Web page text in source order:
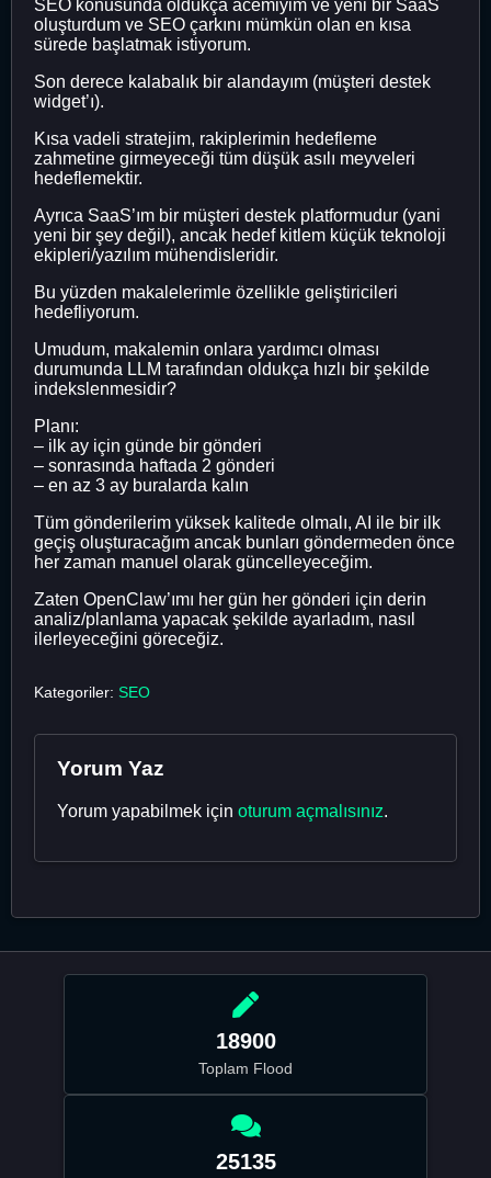
SEO konusunda oldukça acemiyim ve yeni bir SaaS
oluşturdum ve SEO çarkını mümkün olan en kısa
sürede başlatmak istiyorum.
Son derece kalabalık bir alandayım (müşteri destek
widget’ı).
Kısa vadeli stratejim, rakiplerimin hedefleme
zahmetine girmeyeceği tüm düşük asılı meyveleri
hedeflemektir.
Ayrıca SaaS’ım bir müşteri destek platformudur (yani
yeni bir şey değil), ancak hedef kitlem küçük teknoloji
ekipleri/yazılım mühendisleridir.
Bu yüzden makalelerimle özellikle geliştiricileri
hedefliyorum.
Umudum, makalemin onlara yardımcı olması
durumunda LLM tarafından oldukça hızlı bir şekilde
indekslenmesidir?
Planı:
– ilk ay için günde bir gönderi
– sonrasında haftada 2 gönderi
– en az 3 ay buralarda kalın
Tüm gönderilerim yüksek kalitede olmalı, AI ile bir ilk
geçiş oluşturacağım ancak bunları göndermeden önce
her zaman manuel olarak güncelleyeceğim.
Zaten OpenClaw’ımı her gün her gönderi için derin
analiz/planlama yapacak şekilde ayarladım, nasıl
ilerleyeceğini göreceğiz.
Kategoriler: SEO
Yorum Yaz
Yorum yapabilmek için oturum açmalısınız.
18900
Toplam Flood
25135